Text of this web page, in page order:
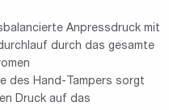
Anpressdruck mit
durch das gesamte
des Hand-Tampers sorgt
Druck auf das